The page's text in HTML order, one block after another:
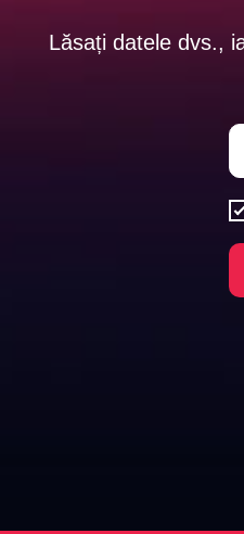
Lăsați datele dvs.,